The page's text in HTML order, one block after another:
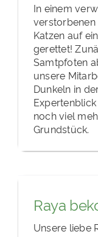
In einem
Katzen auf
gerettet!
Samtpfoten
unsere
Dunkeln in
noch viel
Grundstück.
Raya
Unsere liebe